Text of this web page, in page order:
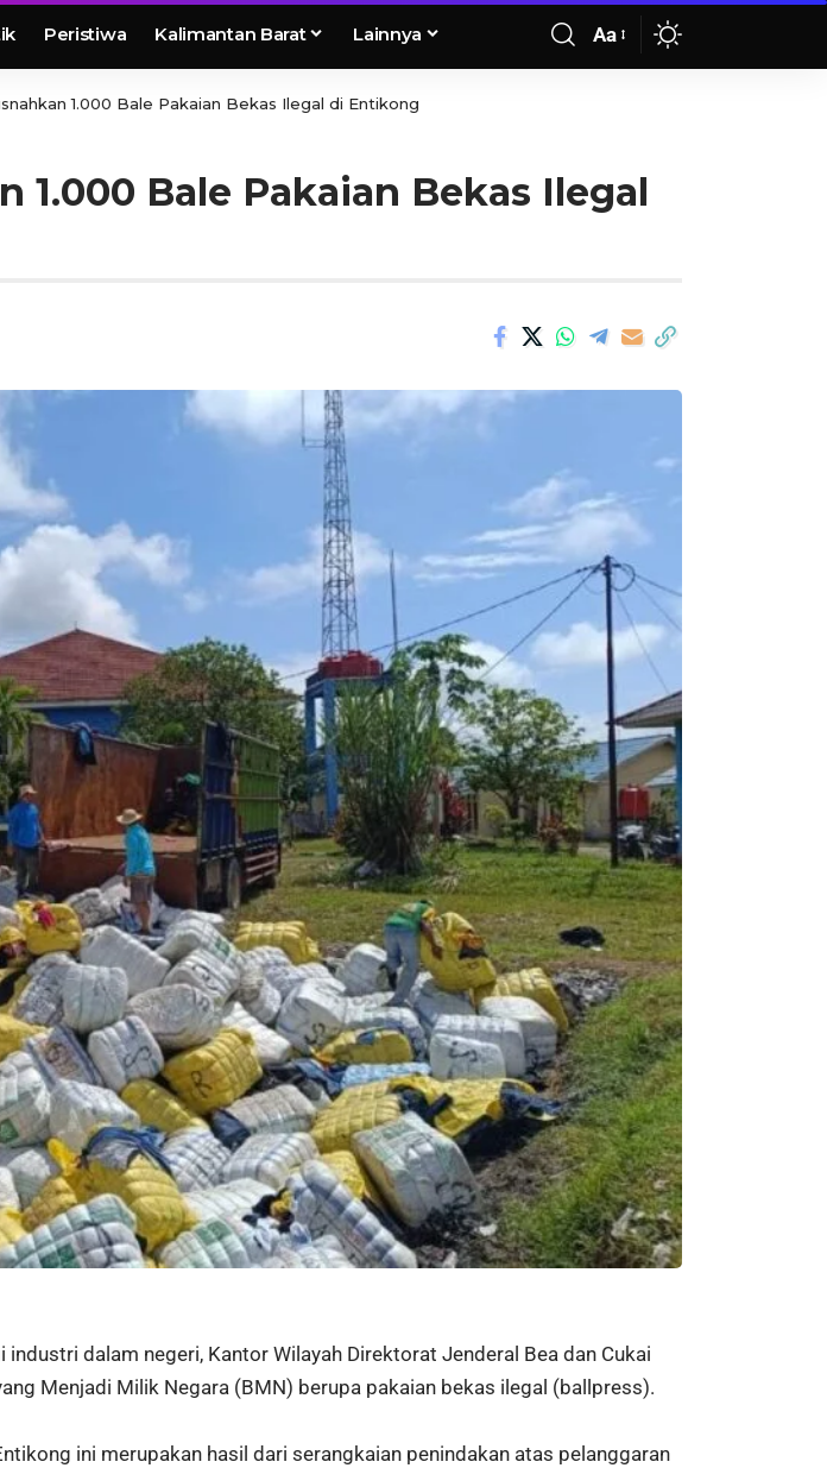
Peristiwa Kalimantan Barat Lainnya Aa
1.000 Bale Pakaian Bekas Ilegal di Entikong
1.000 Bale Pakaian Bekas Ilegal
dalam negeri, Kantor Wilayah Direktorat Jenderal Bea dan Cukai
Menjadi Milik Negara (BMN) berupa pakaian bekas ilegal (ballpress).
ini merupakan hasil dari serangkaian penindakan atas pelanggaran